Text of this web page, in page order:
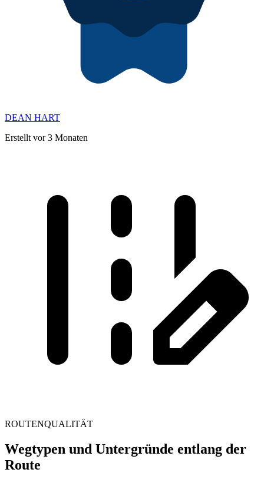
DEAN HART
Erstellt vor 3 Monaten
ROUTENQUALITÄT
Wegtypen und Untergründe entlang der
Route